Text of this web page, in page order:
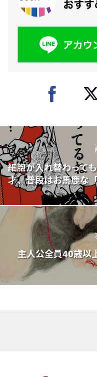
細胞が入れ替わって
才、普段はお馬鹿な
主人公全員40歳以